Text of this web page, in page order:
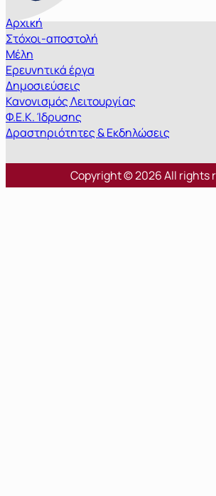
Αρχική
Στόχοι-αποστολή
Μέλη
Ερευνητικά έργα
Δημοσιεύσεις
Κανονισμός Λειτουργίας
Φ.Ε.Κ. Ίδρυσης
Δραστηριότητες & Εκδηλώσεις
Copyright © 2026 All rights